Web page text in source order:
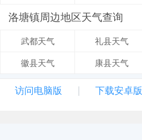
洛塘镇周边地区天气查询
武都天气 礼县天气
徽县天气 康县天气
访问电脑版 | 下载安卓版